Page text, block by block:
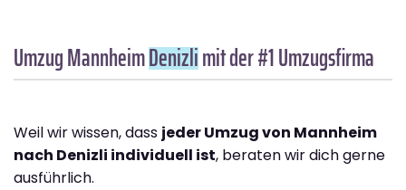
Umzug MannheimDenizlimit der #1 Umzugsfirma
Weil wir wissen, dass jeder Umzug von Mannheim
nach Denizli individuell ist, beraten wir dich gerne
ausführlich.